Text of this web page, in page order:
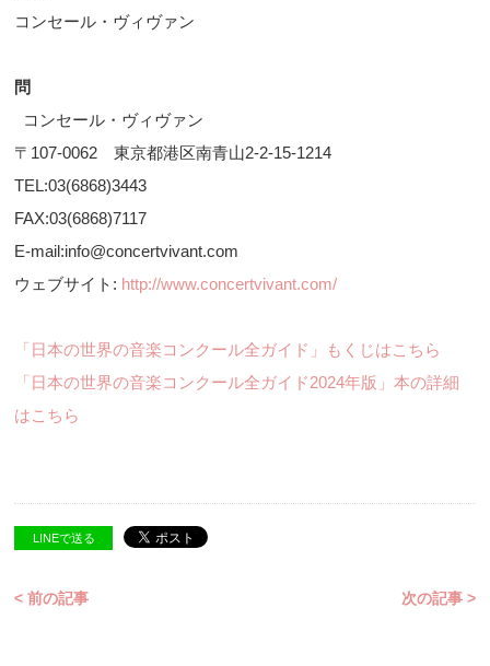
コンセール・ヴィヴァン
問
コンセール・ヴィヴァン
〒107-0062 東京都港区南青山2-2-15-1214
TEL:03(6868)3443
FAX:03(6868)7117
E-mail:info@concertvivant.com
ウェブサイト: http://www.concertvivant.com/
「日本の世界の音楽コンクール全ガイド」もくじはこちら
「日本の世界の音楽コンクール全ガイド2024年版」本の詳細
はこちら
LINEで送る
< 前の記事 次の記事 >